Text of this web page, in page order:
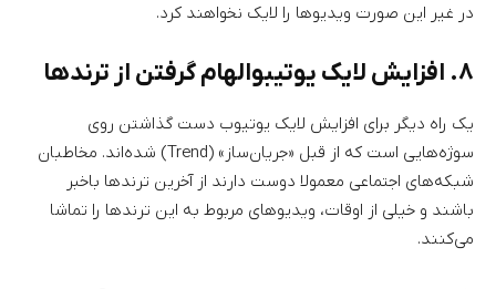
در غیر این صورت ویدیوها را لایک نخواهند کرد.
۸. افزایش لایک یوتیبوالهام گرفتن از ترندها
یک راه دیگر برای افزایش لایک یوتیوب دست گذاشتن روی
سوژه‌هایی است که از قبل «جریان‌ساز» (Trend) شده‌اند. مخاطبان
شبکه‌های اجتماعی معمولا دوست دارند از آخرین ترندها باخبر
باشند و خیلی از اوقات، ویدیوهای مربوط به این ترندها را تماشا
می‌کنند.